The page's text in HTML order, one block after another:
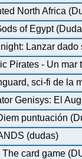
North Africa
of Egypt
Lanzar dado
Pirates - Un mar
sci-fi de la
Genisys: El
puntuación
(dudas)
The card game